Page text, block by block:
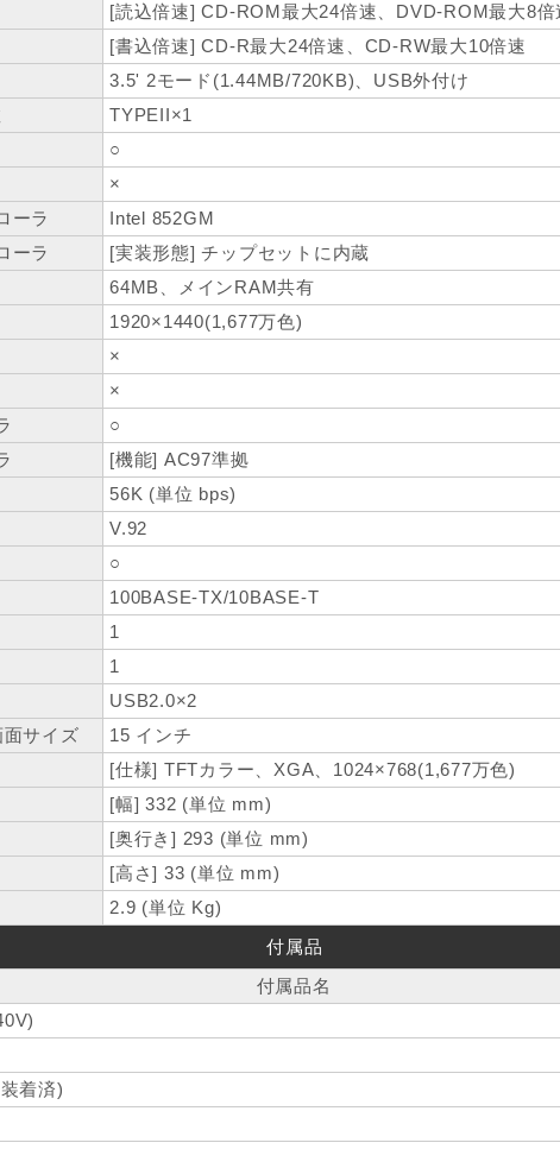
[読込倍速] CD-ROM最大24倍速、DVD-ROM最大8倍
[書込倍速] CD-R最大24倍速、CD-RW最大10倍速
3.5' 2モード(1.44MB/720KB)、USB外付け
TYPEII×1
○
×
ーラ
Intel 852GM
ーラ
[実装形態] チップセットに内蔵
64MB、メインRAM共有
1920×1440(1,677万色)
×
×
○
[機能] AC97準拠
56K (単位 bps)
V.92
○
100BASE-TX/10BASE-T
1
1
USB2.0×2
サイズ
15 インチ
[仕様] TFTカラー、XGA、1024×768(1,677万色)
[幅] 332 (単位 mm)
[奥行き] 293 (単位 mm)
[高さ] 33 (単位 mm)
2.9 (単位 Kg)
付属品
付属品名
着済)